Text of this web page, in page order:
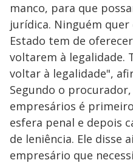
manco, para que
jurídica. Ninguém
Estado tem de
voltarem à legalidade.
voltar à legalidade",
Segundo o
empresários é
esfera penal e depois
de leniência. Ele disse
empresário que